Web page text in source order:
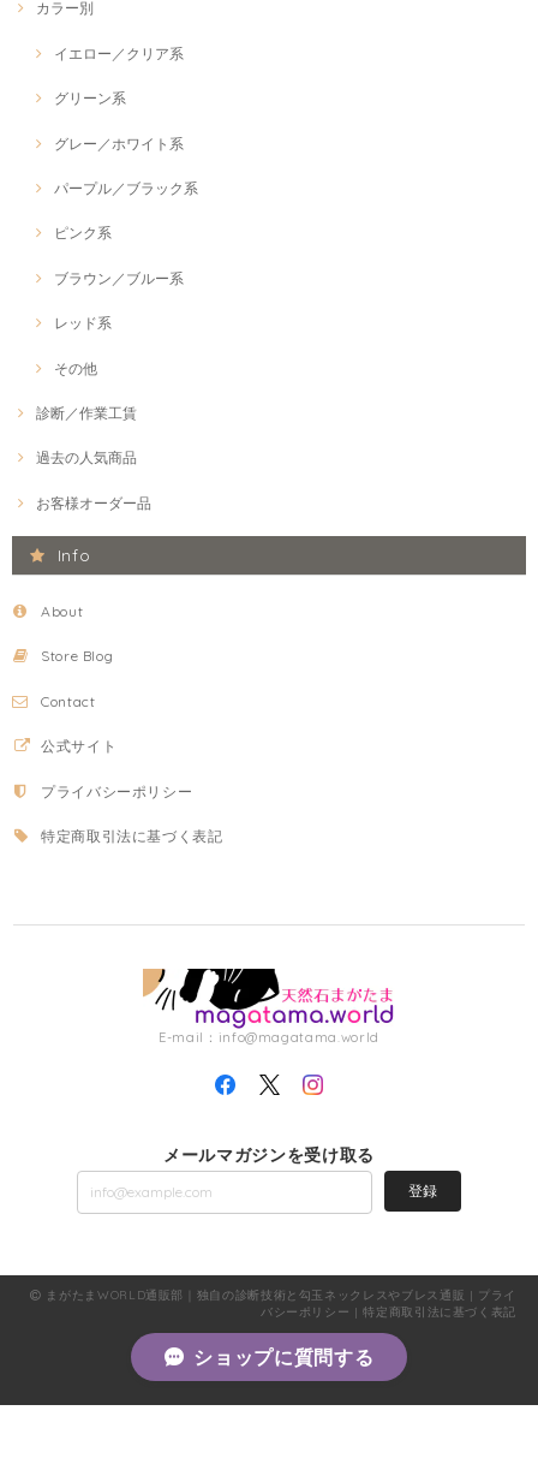
カラー別
イエロー／クリア系
グリーン系
グレー／ホワイト系
パープル／ブラック系
ピンク系
ブラウン／ブルー系
レッド系
その他
診断／作業工賃
過去の人気商品
お客様オーダー品
Info
About
Store Blog
Contact
公式サイト
プライバシーポリシー
特定商取引法に基づく表記
E-mail： info@magatama.world
メールマガジンを受け取る
登録
まがたまWORLD通販部｜独自の診断技術と勾玉ネックレスやブレス通販 | プライ
バシーポリシー |特定商取引法に基づく表記
ショップに質問する